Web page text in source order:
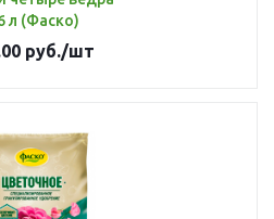
л (Фаско)
руб./шт